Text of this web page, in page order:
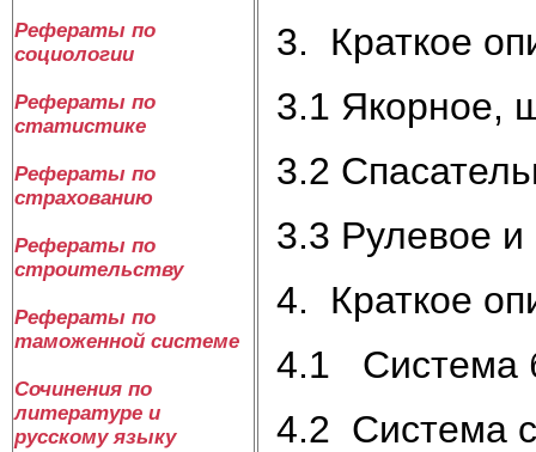
Рефераты по
социологии
Рефераты по
статистике
Рефераты по
страхованию
Рефераты по
строительству
Рефераты по
таможенной системе
Сочинения по
литературе и
русскому языку
3. Краткое
3.1 Якорное,
3.2
3.3 Рулевое
4. Краткое
4.1 Система
4.2 Система